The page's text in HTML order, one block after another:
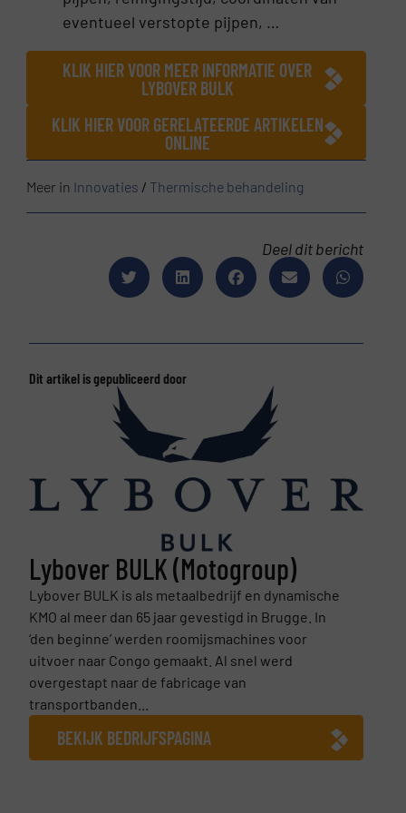
eventueel verstopte pijpen, …
KLIK HIER VOOR MEER INFORMATIE OVER
LYBOVER BULK
KLIK HIER VOOR GERELATEERDE ARTIKELEN
ONLINE
Meer in Innovaties / Thermische behandeling
Deel dit bericht
Dit artikel is gepubliceerd door
Lybover BULK (Motogroup)
Lybover BULK is als metaalbedrijf en dynamische
KMO al meer dan 65 jaar gevestigd in Brugge. In
‘den beginne’ werden roomijsmachines voor
uitvoer naar Congo gemaakt. Al snel werd
overgestapt naar de fabricage van
transportbanden...
BEKIJK BEDRIJFSPAGINA